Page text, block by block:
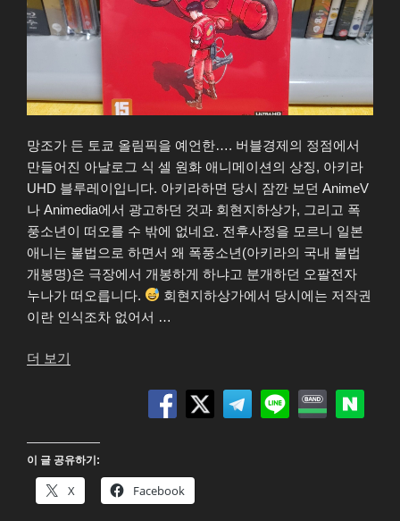
망조가 든 토쿄 올림픽을 예언한…. 버블경제의 정점에서
만들어진 아날로그 식 셀 원화 애니메이션의 상징, 아키라
UHD 블루레이입니다. 아키라하면 당시 잠깐 보던 AnimeV
나 Animedia에서 광고하던 것과 회현지하상가, 그리고 폭
풍소년이 떠오를 수 밖에 없네요. 전후사정을 모르니 일본
애니는 불법으로 하면서 왜 폭풍소년(아키라의 국내 불법
개봉명)은 극장에서 개봉하게 하냐고 분개하던 오팔전자
누나가 떠오릅니다.
회현지하상가에서 당시에는 저작권
이란 인식조차 없어서 …
더 보기
4K
UHD
Blu-
ray”
이 글 공유하기:
X Facebook